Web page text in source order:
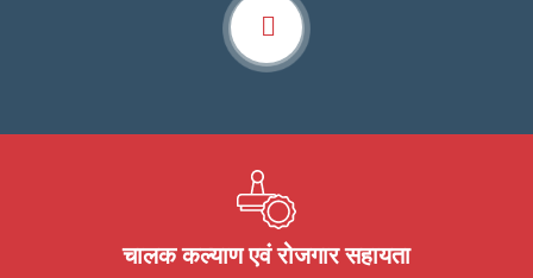
चालक कल्याण एवं रोजगार सहायता